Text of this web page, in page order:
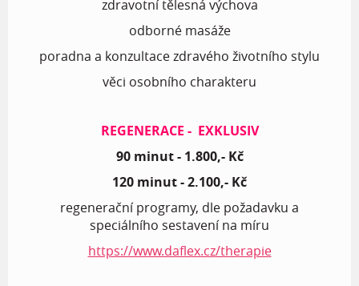
zdravotní tělesná výchova
odborné masáže
poradna a konzultace zdravého životního stylu
věci osobního charakteru
REGENERACE - EXKLUSIV
90 minut - 1.800,- Kč
120 minut - 2.100,- Kč
regenerační programy, dle požadavku a
speciálního sestavení na míru
https://www.daflex.cz/therapie